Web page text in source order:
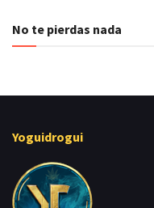
No te pierdas nada
Yoguidrogui